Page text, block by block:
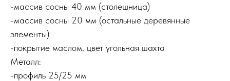
-массив сосны 40 мм (столешница)
-массив сосны 20 мм (остальные деревянные
элементы)
-покрытие маслом, цвет угольная шахта
Металл:
-профиль 25/25 мм